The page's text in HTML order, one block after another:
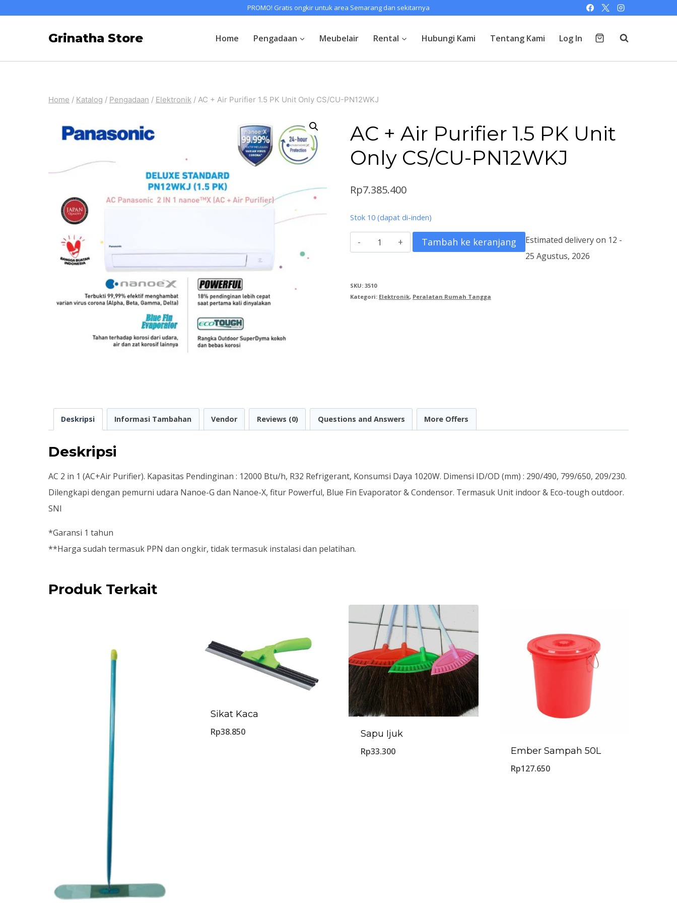
PROMO! Gratis ongkir untuk area Semarang dan sekitarnya
Grinatha Store Home Pengadaan Meubelair Rental Hubungi Kami Tentang Kami Log In
Home / Katalog / Pengadaan / Elektronik / AC + Air Purifier 1.5 PK Unit Only CS/CU-PN12WKJ
AC + Air Purifier 1.5 PK Unit
Only CS/CU-PN12WKJ
Rp7.385.400
Stok 10 (dapat di-inden)
Kuantitas
AC
Air
Tambah ke keranjang
Estimated delivery on 12 -
25 Agustus, 2026
SKU:3510
Kategori: Elektronik, Peralatan Rumah Tangga
Deskripsi Informasi Tambahan Vendor Reviews (0) Questions and Answers More Offers
Deskripsi
AC 2 in 1 (AC+Air Purifier). Kapasitas Pendinginan : 12000 Btu/h, R32 Refrigerant, Konsumsi Daya 1020W. Dimensi ID/OD (mm) : 290/490, 799/650, 209/230.
Dilengkapi dengan pemurni udara Nanoe-G dan Nanoe-X, fitur Powerful, Blue Fin Evaporator & Condensor. Termasuk Unit indoor & Eco-tough outdoor.
SNI
*Garansi 1 tahun
**Harga sudah termasuk PPN dan ongkir, tidak termasuk instalasi dan pelatihan.
Produk Terkait
Sikat Kaca
Rp38.850
Sapu Ijuk
Rp33.300
Ember Sampah 50L
Rp127.650